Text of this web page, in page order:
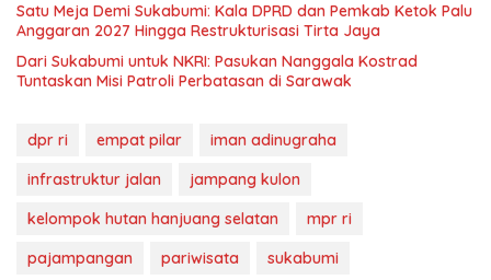
Satu Meja Demi Sukabumi: Kala DPRD dan Pemkab Ketok Palu
Anggaran 2027 Hingga Restrukturisasi Tirta Jaya
Dari Sukabumi untuk NKRI: Pasukan Nanggala Kostrad
Tuntaskan Misi Patroli Perbatasan di Sarawak
dpr ri empat pilar
iman adinugraha
infrastruktur jalan
jampang kulon
kelompok hutan hanjuang selatan
mpr ri
pajampangan
pariwisata sukabumi